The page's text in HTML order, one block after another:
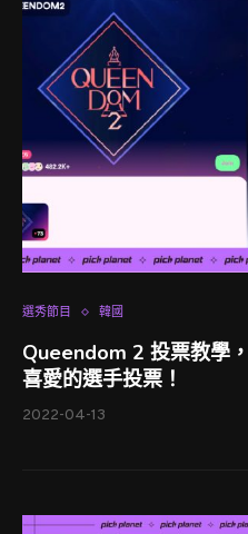
選秀節目 韓國
Queendom 2 投票教學
喜愛的選手投票！
2022-04-13